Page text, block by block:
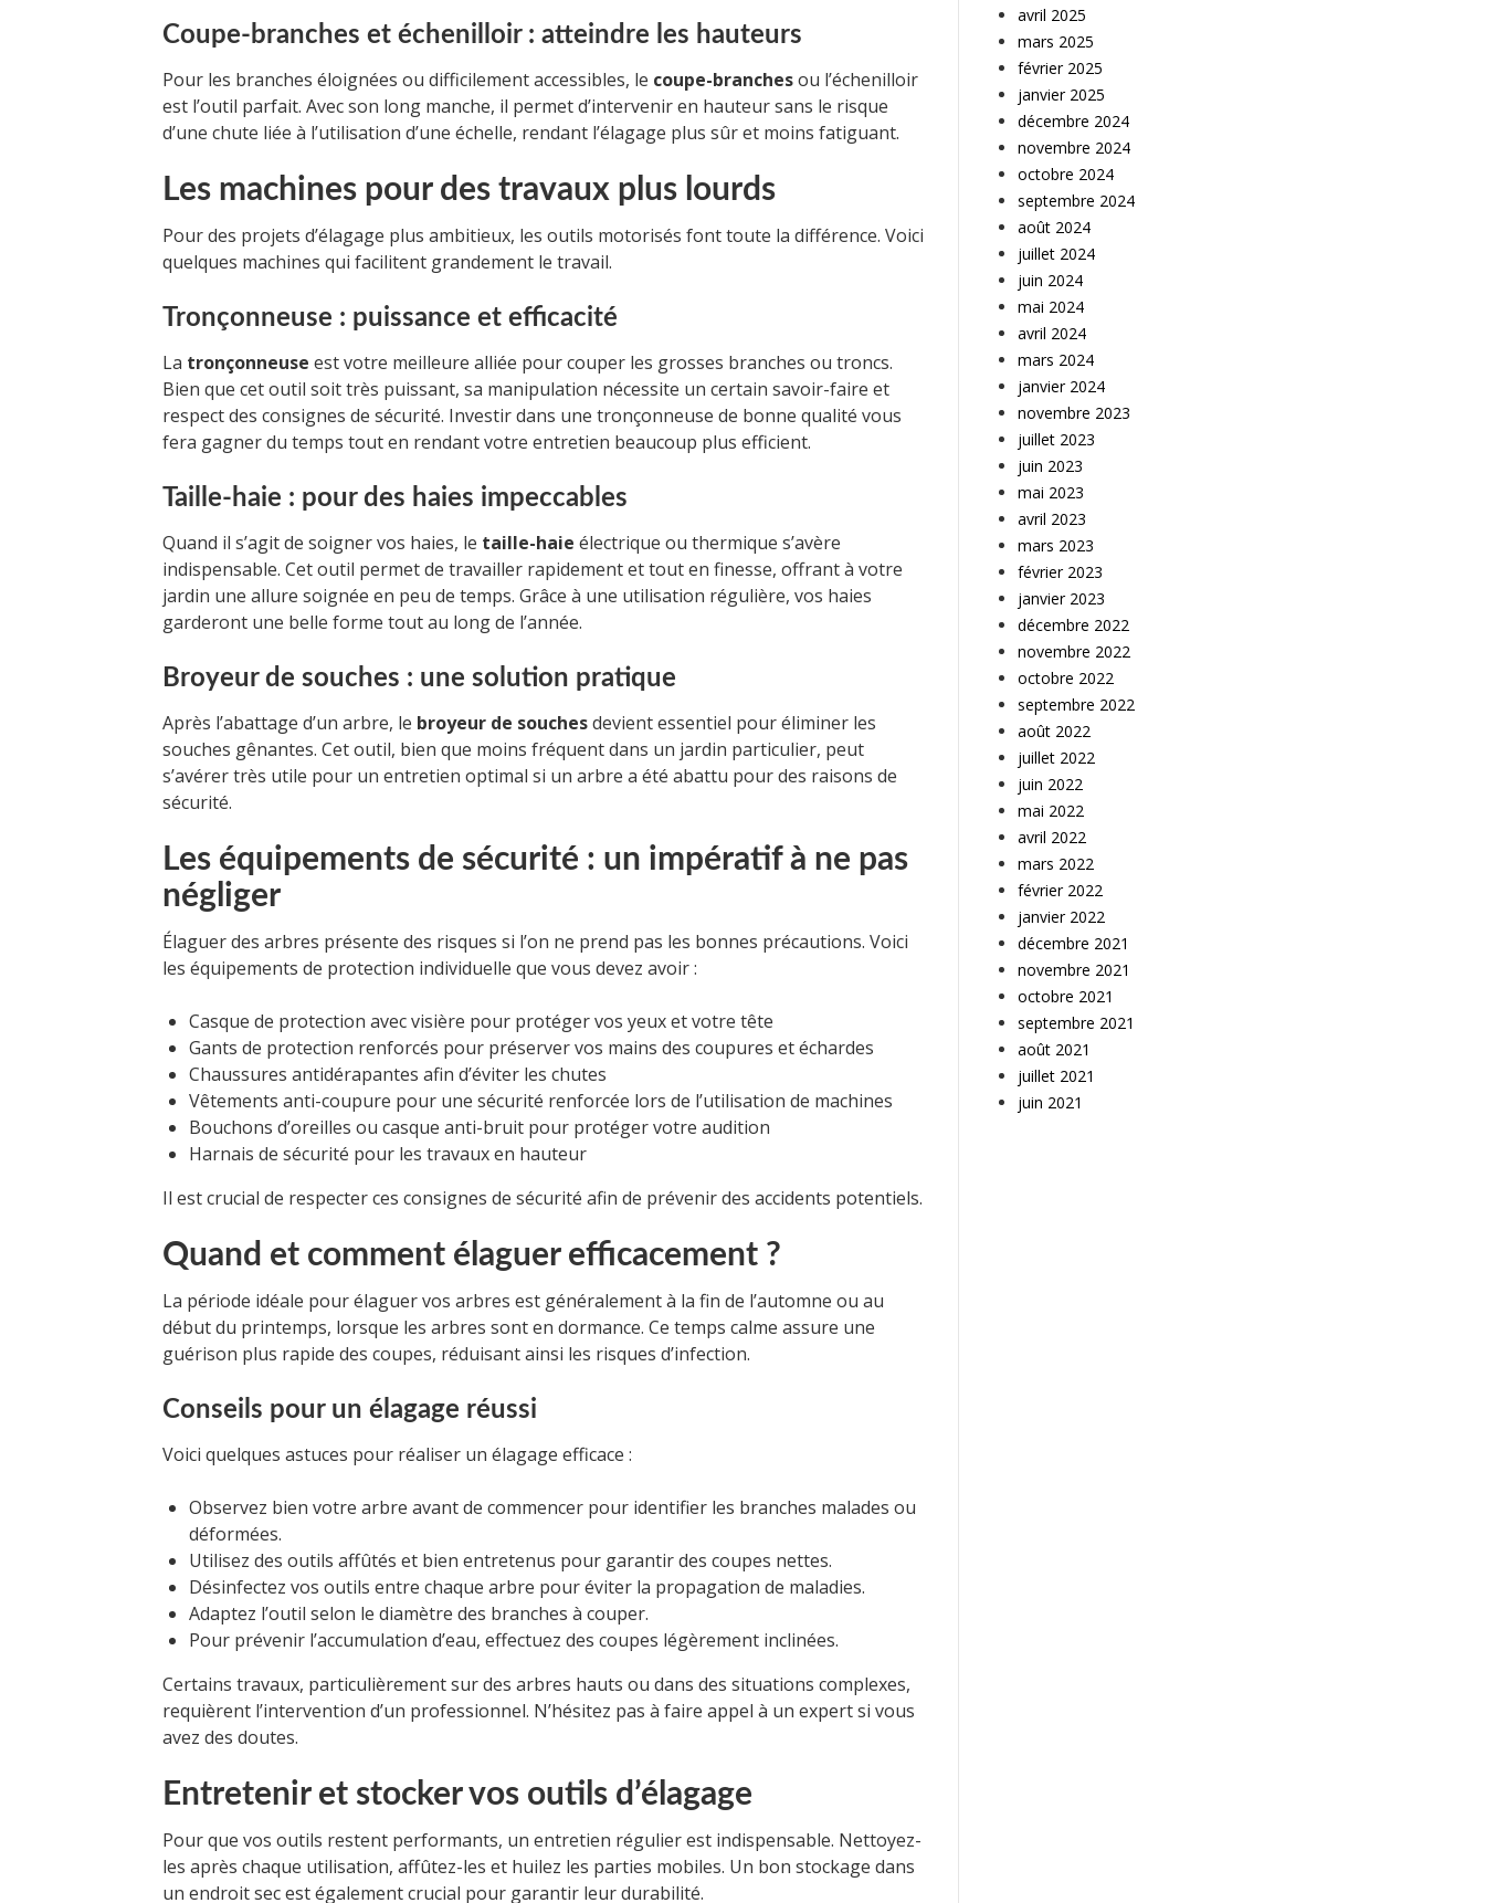
Coupe-branches et échenilloir : atteindre les hauteurs
Pour les branches éloignées ou difficilement accessibles, le coupe-branchesou l’échenilloir
est l’outil parfait. Avec son long manche, il permet d’intervenir en hauteur sans le risque
d’une chute liée à l’utilisation d’une échelle, rendant l’élagage plus sûr et moins fatiguant.
Les machines pour des travaux plus lourds
Pour des projets d’élagage plus ambitieux, les outils motorisés font toute la différence. Voici
quelques machines qui facilitent grandement le travail.
Tronçonneuse : puissance et efficacité
La tronçonneuse est votre meilleure alliée pour couper les grosses branches ou troncs.
Bien que cet outil soit très puissant, sa manipulation nécessite un certain savoir-faire et
respect des consignes de sécurité. Investir dans une tronçonneuse de bonne qualité vous
fera gagner du temps tout en rendant votre entretien beaucoup plus efficient.
Taille-haie : pour des haies impeccables
Quand il s’agit de soigner vos haies, le taille-haie électrique ou thermique s’avère
indispensable. Cet outil permet de travailler rapidement et tout en finesse, offrant à votre
jardin une allure soignée en peu de temps. Grâce à une utilisation régulière, vos haies
garderont une belle forme tout au long de l’année.
Broyeur de souches : une solution pratique
Après l’abattage d’un arbre, le broyeur de souchesdevient essentiel pour éliminer les
souches gênantes. Cet outil, bien que moins fréquent dans un jardin particulier, peut
s’avérer très utile pour un entretien optimal si un arbre a été abattu pour des raisons de
sécurité.
Les équipements de sécurité : un impératif à ne pas
négliger
Élaguer des arbres présente des risques si l’on ne prend pas les bonnes précautions. Voici
les équipements de protection individuelle que vous devez avoir :
Casque de protection avec visière pour protéger vos yeux et votre tête
Gants de protection renforcés pour préserver vos mains des coupures et échardes
Chaussures antidérapantes afin d’éviter les chutes
Vêtements anti-coupure pour une sécurité renforcée lors de l’utilisation de machines
Bouchons d’oreilles ou casque anti-bruit pour protéger votre audition
Harnais de sécurité pour les travaux en hauteur
Il est crucial de respecter ces consignes de sécurité afin de prévenir des accidents potentiels.
Quand et comment élaguer efficacement ?
La période idéale pour élaguer vos arbres est généralement à la fin de l’automne ou au
début du printemps, lorsque les arbres sont en dormance. Ce temps calme assure une
guérison plus rapide des coupes, réduisant ainsi les risques d’infection.
Conseils pour un élagage réussi
Voici quelques astuces pour réaliser un élagage efficace :
Observez bien votre arbre avant de commencer pour identifier les branches malades ou
déformées.
Utilisez des outils affûtés et bien entretenus pour garantir des coupes nettes.
Désinfectez vos outils entre chaque arbre pour éviter la propagation de maladies.
Adaptez l’outil selon le diamètre des branches à couper.
Pour prévenir l’accumulation d’eau, effectuez des coupes légèrement inclinées.
Certains travaux, particulièrement sur des arbres hauts ou dans des situations complexes,
requièrent l’intervention d’un professionnel. N’hésitez pas à faire appel à un expert si vous
avez des doutes.
Entretenir et stocker vos outils d’élagage
Pour que vos outils restent performants, un entretien régulier est indispensable. Nettoyez-
les après chaque utilisation, affûtez-les et huilez les parties mobiles. Un bon stockage dans
un endroit sec est également crucial pour garantir leur durabilité.
avril 2025
mars 2025
février 2025
janvier 2025
décembre 2024
novembre 2024
octobre 2024
septembre 2024
août 2024
juillet 2024
juin 2024
mai 2024
avril 2024
mars 2024
janvier 2024
novembre 2023
juillet 2023
juin 2023
mai 2023
avril 2023
mars 2023
février 2023
janvier 2023
décembre 2022
novembre 2022
octobre 2022
septembre 2022
août 2022
juillet 2022
juin 2022
mai 2022
avril 2022
mars 2022
février 2022
janvier 2022
décembre 2021
novembre 2021
octobre 2021
septembre 2021
août 2021
juillet 2021
juin 2021